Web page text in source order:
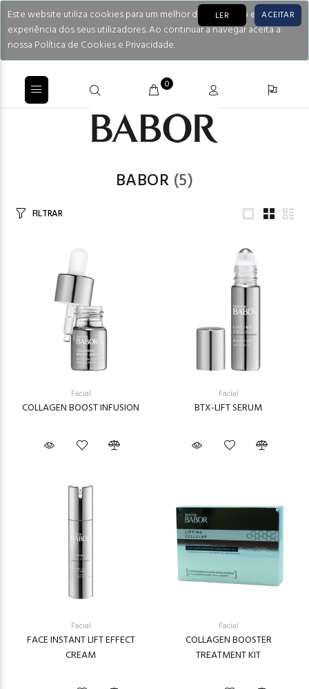
Este website utiliza cookies para um melhor desempenho e
experiência dos seus utilizadores. Ao continuar a navegar aceita a
nossa Política de Cookies e Privacidade.
LER ACEITAR
0
BABOR (5)
FILTRAR
Facial
COLLAGEN BOOST INFUSION
Facial
BTX-LIFT SERUM
Facial
FACE INSTANT LIFT EFFECT
CREAM
Facial
COLLAGEN BOOSTER
TREATMENT KIT